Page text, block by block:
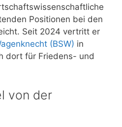
Positionen bei den
Seit 2024 vertritt er
(BSW) in
dort für Friedens- und
von der